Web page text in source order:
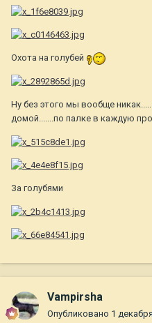
Охота на голубей
Ну без этого мы вообще
домой.......по палке в каждую
За голубями
Vampirsha
Опубликовано 1